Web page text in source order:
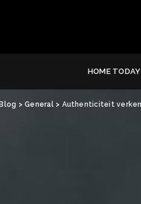
HOME TODAY
Blog >General> Authenticiteit